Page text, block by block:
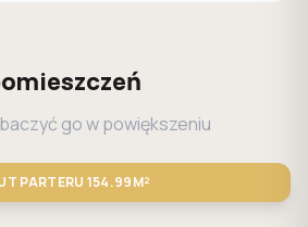
go w powiększeniu
PARTERU 154.99M²